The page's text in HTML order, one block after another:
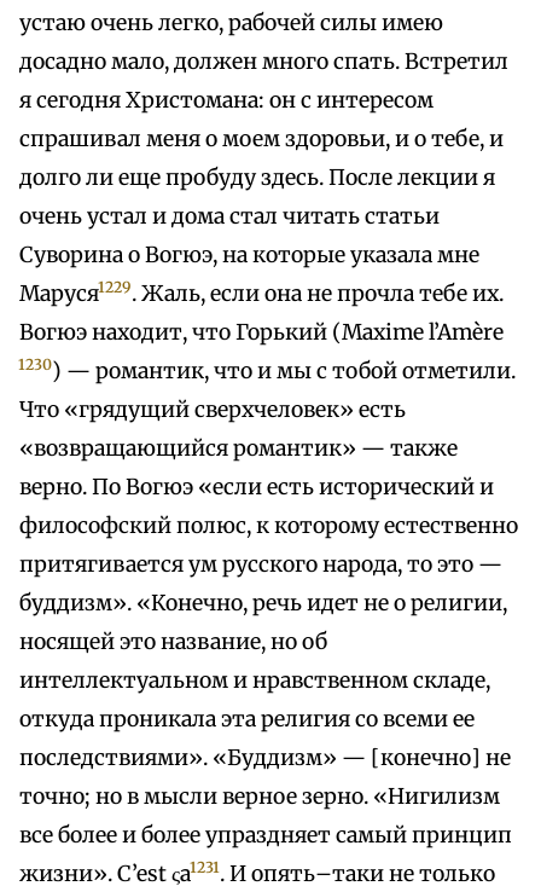
устаю очень легко, рабочей силы имею
досадно мало, должен много спать. Встретил
я сегодня Христомана: он с интересом
спрашивал меня о моем здоровьи, и о тебе, и
долго ли еще пробуду здесь. После лекции я
очень устал и дома стал читать статьи
Суворина о Вогюэ, на которые указала мне
Маруся1229. Жаль, если она не прочла тебе их.
Вогюэ находит, что Горький (Maxime l’Amère
1230) — романтик, что и мы с тобой отметили.
Что «грядущий сверхчеловек» есть
«возвращающийся романтик» — также
верно. По Вогюэ «если есть исторический и
философский полюс, к которому естественно
притягивается ум русского народа, то это —
буддизм». «Конечно, речь идет не о религии,
носящей это название, но об
интеллектуальном и нравственном складе,
откуда проникала эта религия со всеми ее
последствиями». «Буддизм» — [конечно] не
точно; но в мысли верное зерно. «Нигилизм
все более и более упраздняет самый принцип
жизни». C’est ςа1231. И опять–таки не только